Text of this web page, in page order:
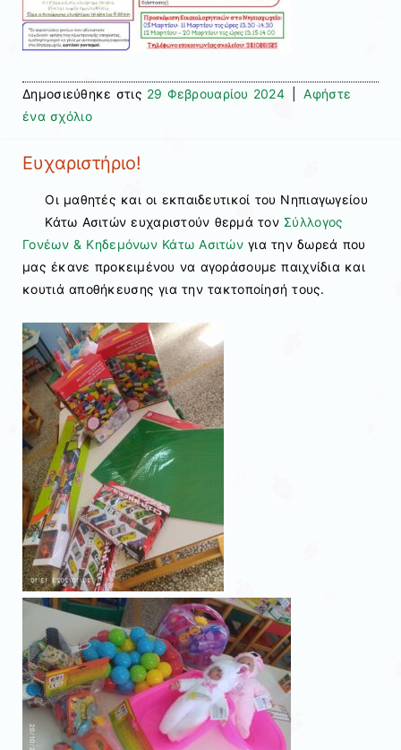
Δημοσιεύθηκε στις 29 Φεβρουαρίου 2024
Αφήστε
ένα σχόλιο
Ευχαριστήριο!
Οι μαθητές και οι εκπαιδευτικοί του Νηπιαγωγείου
Κάτω Ασιτών ευχαριστούν θερμά τον Σύλλογος
Γονέων & Κηδεμόνων Κάτω Ασιτώνγια την δωρεά που
μας έκανε προκειμένου να αγοράσουμε παιχνίδια και
κουτιά αποθήκευσης για την τακτοποίησή τους.